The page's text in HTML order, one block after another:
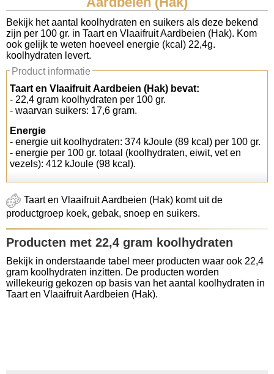
Koolhydraten tellen
Links
Bekijk het aantal koolhydraten en suikers als deze bekend
zijn per 100 gr. in Taart en Vlaaifruit Aardbeien (Hak). Kom
ook gelijk te weten hoeveel energie (kcal) 22,4g.
koolhydraten levert.
Product informatie
Taart en Vlaaifruit Aardbeien (Hak) bevat:
- 22,4 gram koolhydraten per 100 gr.
- waarvan suikers: 17,6 gram.
Energie
- energie uit koolhydraten: 374 kJoule (89 kcal) per 100 gr.
- energie per 100 gr. totaal (koolhydraten, eiwit, vet en
vezels): 412 kJoule (98 kcal).
Taart en Vlaaifruit Aardbeien (Hak) komt uit de
productgroep koek, gebak, snoep en suikers.
Producten met 22,4 gram koolhydraten
Bekijk in onderstaande tabel meer producten waar ook 22,4
gram koolhydraten inzitten. De producten worden
willekeurig gekozen op basis van het aantal koolhydraten in
Taart en Vlaaifruit Aardbeien (Hak).